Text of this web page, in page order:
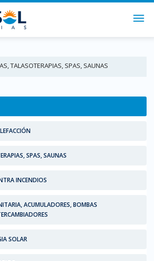
TALASOTERAPIAS, SPAS, SAUNAS
SPAS, SAUNAS
INCENDIOS
ACUMULADORES, BOMBAS
SOLAR